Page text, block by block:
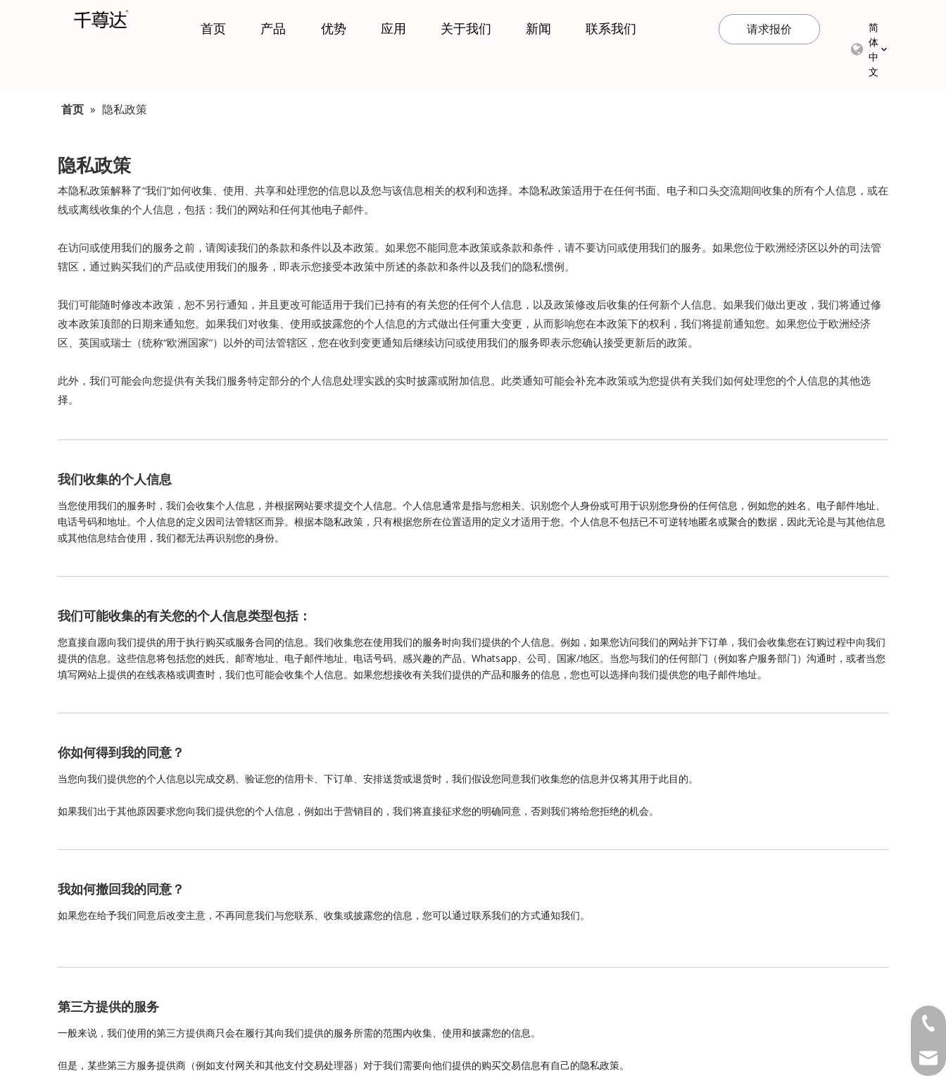
首页 产品 优势 应用 关于我们 新闻 联系我们 请求报价
简
体
中
文
首页 » 隐私政策
隐私政策
本隐私政策解释了“我们”如何收集、使用、共享和处理您的信息以及您与该信息相关的权利和选择。本隐私政策适用于在任何书面、电子和口头交流期间收集的所有个人信息，或在
线或离线收集的个人信息，包括：我们的网站和任何其他电子邮件。
在访问或使用我们的服务之前，请阅读我们的条款和条件以及本政策。如果您不能同意本政策或条款和条件，请不要访问或使用我们的服务。如果您位于欧洲经济区以外的司法管
辖区，通过购买我们的产品或使用我们的服务，即表示您接受本政策中所述的条款和条件以及我们的隐私惯例。
我们可能随时修改本政策，恕不另行通知，并且更改可能适用于我们已持有的有关您的任何个人信息，以及政策修改后收集的任何新个人信息。如果我们做出更改，我们将通过修
改本政策顶部的日期来通知您。如果我们对收集、使用或披露您的个人信息的方式做出任何重大变更，从而影响您在本政策下的权利，我们将提前通知您。如果您位于欧洲经济
区、英国或瑞士（统称“欧洲国家”）以外的司法管辖区，您在收到变更通知后继续访问或使用我们的服务即表示您确认接受更新后的政策。
此外，我们可能会向您提供有关我们服务特定部分的个人信息处理实践的实时披露或附加信息。此类通知可能会补充本政策或为您提供有关我们如何处理您的个人信息的其他选
择。
我们收集的个人信息
当您使用我们的服务时，我们会收集个人信息，并根据网站要求提交个人信息。个人信息通常是指与您相关、识别您个人身份或可用于识别您身份的任何信息，例如您的姓名、电子邮件地址、
电话号码和地址。个人信息的定义因司法管辖区而异。根据本隐私政策，只有根据您所在位置适用的定义才适用于您。个人信息不包括已不可逆转地匿名或聚合的数据，因此无论是与其他信息
或其他信息结合使用，我们都无法再识别您的身份。
我们可能收集的有关您的个人信息类型包括：
您直接自愿向我们提供的用于执行购买或服务合同的信息。我们收集您在使用我们的服务时向我们提供的个人信息。例如，如果您访问我们的网站并下订单，我们会收集您在订购过程中向我们
提供的信息。这些信息将包括您的姓氏、邮寄地址、电子邮件地址、电话号码、感兴趣的产品、Whatsapp、公司、国家/地区。当您与我们的任何部门（例如客户服务部门）沟通时，或者当您
填写网站上提供的在线表格或调查时，我们也可能会收集个人信息。如果您想接收有关我们提供的产品和服务的信息，您也可以选择向我们提供您的电子邮件地址。
你如何得到我的同意？
当您向我们提供您的个人信息以完成交易、验证您的信用卡、下订单、安排送货或退货时，我们假设您同意我们收集您的信息并仅将其用于此目的。
如果我们出于其他原因要求您向我们提供您的个人信息，例如出于营销目的，我们将直接征求您的明确同意，否则我们将给您拒绝的机会。
我如何撤回我的同意？
如果您在给予我们同意后改变主意，不再同意我们与您联系、收集或披露您的信息，您可以通过联系我们的方式通知我们。
第三方提供的服务
一般来说，我们使用的第三方提供商只会在履行其向我们提供的服务所需的范围内收集、使用和披露您的信息。
但是，某些第三方服务提供商（例如支付网关和其他支付交易处理器）对于我们需要向他们提供的购买交易信息有自己的隐私政策。